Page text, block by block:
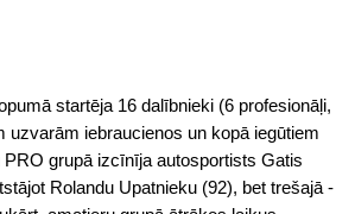
startēja 16 dalībnieki (6 profesionāļi,
uzvarām iebraucienos un kopā iegūtiem
PRO grupā izcīnīja autosportists Gatis
Rolandu Upatnieku (92), bet trešajā -